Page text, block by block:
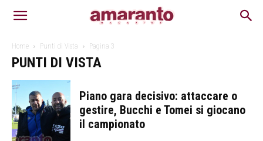
Home Punti di Vista Pagina 3
PUNTI DI VISTA
Piano gara decisivo: attaccare o
gestire, Bucchi e Tomei si giocano
il campionato